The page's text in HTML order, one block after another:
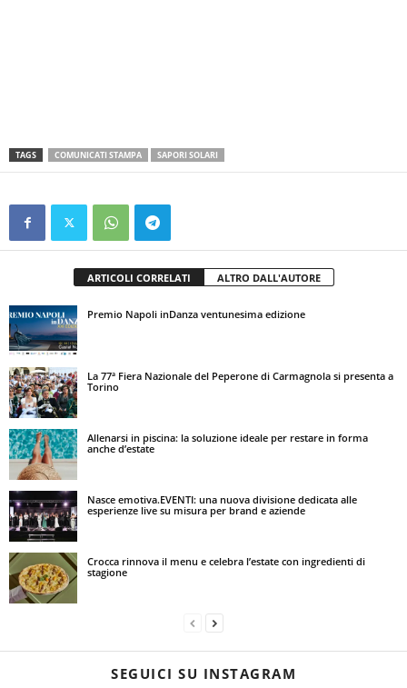
TAGS COMUNICATI STAMPA SAPORI SOLARI
ARTICOLI CORRELATI ALTRO DALL'AUTORE
Premio Napoli inDanza ventunesima edizione
La 77ª Fiera Nazionale del Peperone di Carmagnola si presenta a
Torino
Allenarsi in piscina: la soluzione ideale per restare in forma
anche d’estate
Nasce emotiva.EVENTI: una nuova divisione dedicata alle
esperienze live su misura per brand e aziende
Crocca rinnova il menu e celebra l’estate con ingredienti di
stagione
SEGUICI SU INSTAGRAM